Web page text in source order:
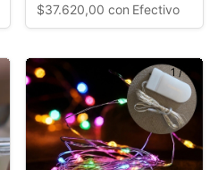
$37.620,00 con Efectivo
1/4